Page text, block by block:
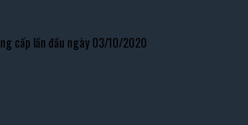
cấp lần đầu ngày 03/10/2020